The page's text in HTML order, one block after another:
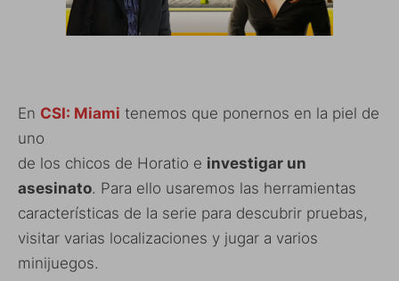
En CSI: Miami tenemos que ponernos en la piel de
uno
de los chicos de Horatio e investigar un
asesinato. Para ello usaremos las herramientas
características de la serie para descubrir pruebas,
visitar varias localizaciones y jugar a varios
minijuegos.